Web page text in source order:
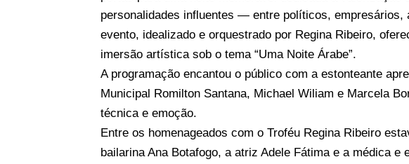
personalidades influentes — entre políticos,
evento, idealizado e orquestrado por Regina Ribeiro,
imersão artística sob o tema “Uma Noite Árabe”.
A programação encantou o público com a estonteante
Municipal Romilton Santana, Michael Wiliam e Marcela
técnica e emoção.
Entre os homenageados com o Troféu Regina Ribeiro
bailarina Ana Botafogo, a atriz Adele Fátima e a médica e